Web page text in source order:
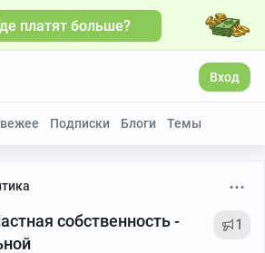
платят больше?
Вход
Подписки Блоги Темы
собственность -
1